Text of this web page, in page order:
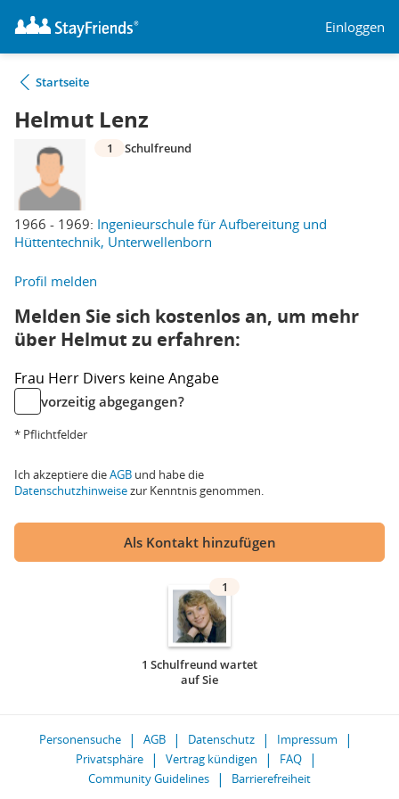
Einloggen
Startseite
Helmut Lenz
1966 - 1969: Ingenieurschule für Aufbereitung und
Hüttentechnik, Unterwellenborn
1 Schulfreund
Profil melden
Melden Sie sich kostenlos an, um mehr
über Helmut zu erfahren:
Frau Herr Divers keine Angabe
vorzeitig abgegangen?
* Pflichtfelder
Ich akzeptiere dieAGB und habe die
Datenschutzhinweisezur Kenntnis genommen.
Als Kontakt hinzufügen
1
1 Schulfreund wartet
auf Sie
Personensuche AGB Datenschutz
Impressum
Privatsphäre
Vertrag kündigen
FAQ
Community Guidelines
Barrierefreiheit